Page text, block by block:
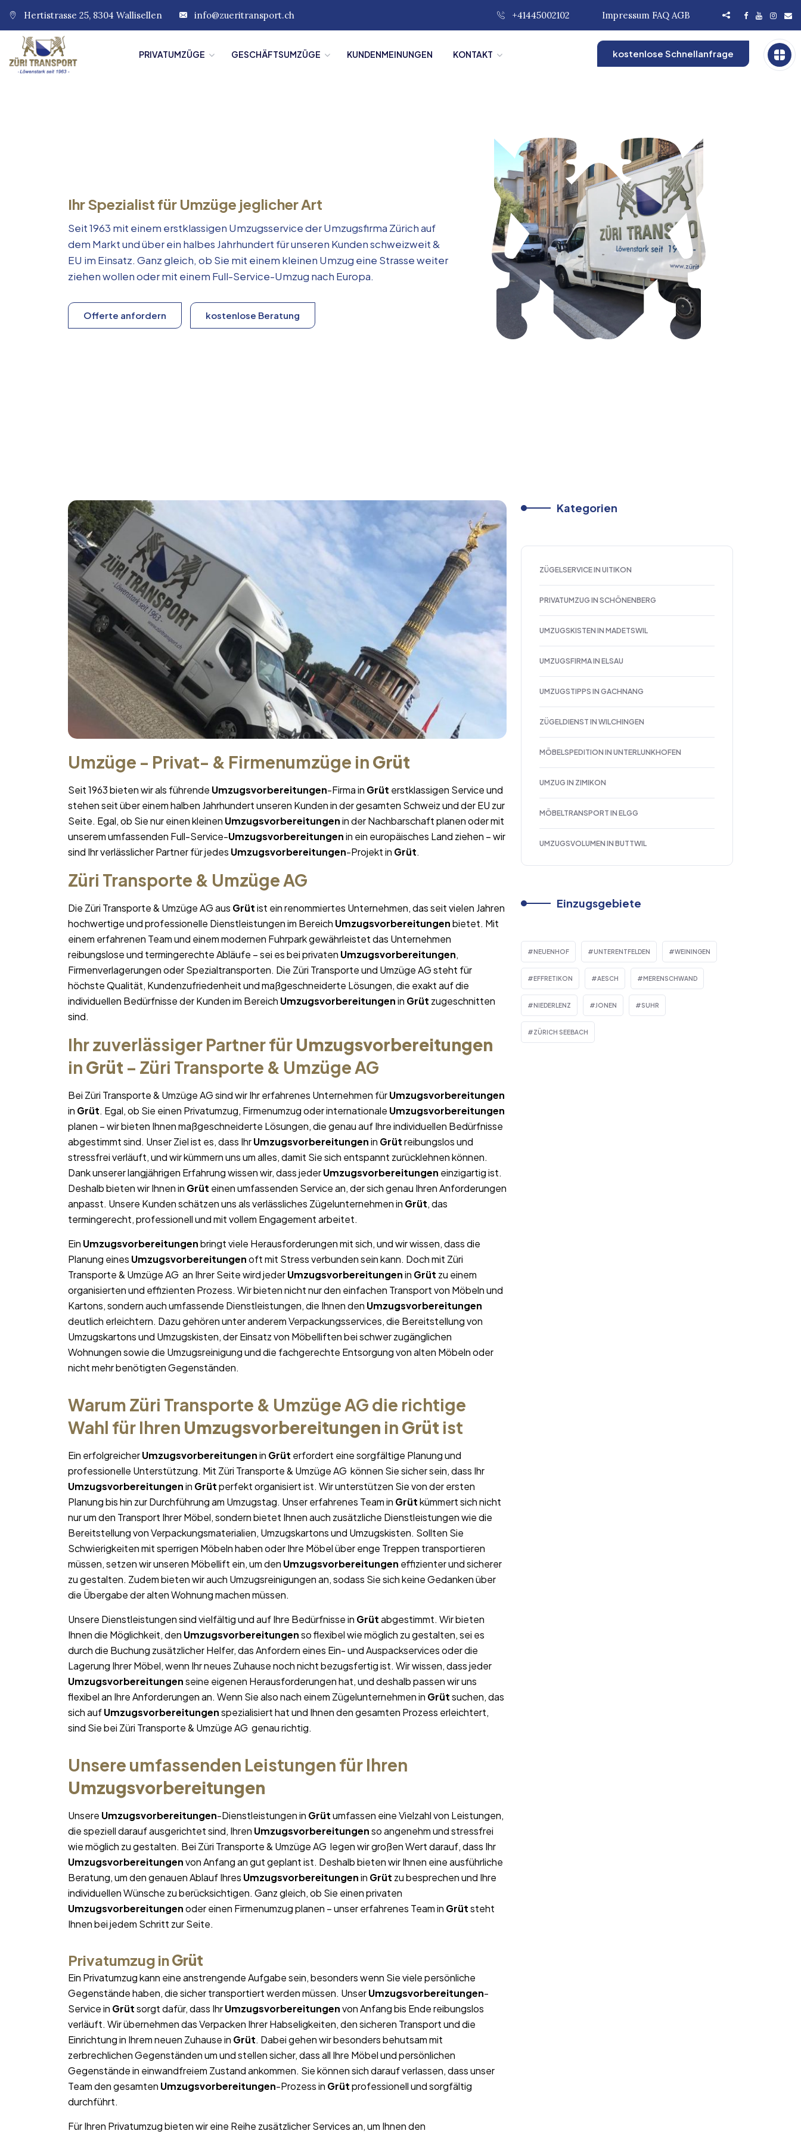
Hertistrasse 25, 8304 Wallisellen info@zueritransport.ch +41445002102 Impressum FAQ AGB
PRIVATUMZÜGE GESCHÄFTSUMZÜGE KUNDENMEINUNGEN KONTAKT kostenlose Schnellanfrage
Ihr Spezialist für Umzüge jeglicher Art
Seit 1963 mit einem erstklassigen Umzugsservice der Umzugsfirma Zürich auf
dem Markt und über ein halbes Jahrhundert für unseren Kunden schweizweit &
EU im Einsatz. Ganz gleich, ob Sie mit einem kleinen Umzug eine Strasse weiter
ziehen wollen oder mit einem Full-Service-Umzug nach Europa.
Offerte anfordern kostenlose Beratung
Umzüge - Privat- & Firmenumzüge in Grüt
Seit 1963 bieten wir als führende Umzugsvorbereitungen-Firma in Grüt erstklassigen Service und
stehen seit über einem halben Jahrhundert unseren Kunden in der gesamten Schweiz und der EU zur
Seite. Egal, ob Sie nur einen kleinen Umzugsvorbereitungenin der Nachbarschaft planen oder mit
unserem umfassenden Full-Service-Umzugsvorbereitungenin ein europäisches Land ziehen – wir
sind Ihr verlässlicher Partner für jedes Umzugsvorbereitungen-Projekt in Grüt.
Züri Transporte & Umzüge AG
Die Züri Transporte & Umzüge AG aus Grütist ein renommiertes Unternehmen, das seit vielen Jahren
hochwertige und professionelle Dienstleistungen im Bereich Umzugsvorbereitungenbietet. Mit
einem erfahrenen Team und einem modernen Fuhrpark gewährleistet das Unternehmen
reibungslose und termingerechte Abläufe – sei es bei privaten Umzugsvorbereitungen,
Firmenverlagerungen oder Spezialtransporten. Die Züri Transporte und Umzüge AG steht für
höchste Qualität, Kundenzufriedenheit und maßgeschneiderte Lösungen, die exakt auf die
individuellen Bedürfnisse der Kunden im Bereich Umzugsvorbereitungenin Grüt zugeschnitten
sind.
Ihr zuverlässiger Partner für Umzugsvorbereitungen
in Grüt – Züri Transporte & Umzüge AG
Bei Züri Transporte & Umzüge AG sind wir Ihr erfahrenes Unternehmen fürUmzugsvorbereitungen
in Grüt. Egal, ob Sie einen Privatumzug, Firmenumzug oder internationale Umzugsvorbereitungen
planen – wir bieten Ihnen maßgeschneiderte Lösungen, die genau auf Ihre individuellen Bedürfnisse
abgestimmt sind. Unser Ziel ist es, dass IhrUmzugsvorbereitungenin Grütreibungslos und
stressfrei verläuft, und wir kümmern uns um alles, damit Sie sich entspannt zurücklehnen können.
Dank unserer langjährigen Erfahrung wissen wir, dass jederUmzugsvorbereitungen einzigartig ist.
Deshalb bieten wir Ihnen in Grüt einen umfassenden Service an, der sich genau Ihren Anforderungen
anpasst. Unsere Kunden schätzen uns als verlässliches Zügelunternehmen in Grüt, das
termingerecht, professionell und mit vollem Engagement arbeitet.
Ein Umzugsvorbereitungenbringt viele Herausforderungen mit sich, und wir wissen, dass die
Planung eines Umzugsvorbereitungenoft mit Stress verbunden sein kann. Doch mit Züri
Transporte & Umzüge AG an Ihrer Seite wird jederUmzugsvorbereitungenin Grüt zu einem
organisierten und effizienten Prozess. Wir bieten nicht nur den einfachen Transport von Möbeln und
Kartons, sondern auch umfassende Dienstleistungen, die Ihnen den Umzugsvorbereitungen
deutlich erleichtern. Dazu gehören unter anderem Verpackungsservices, die Bereitstellung von
Umzugskartons und Umzugskisten, der Einsatz von Möbelliften bei schwer zugänglichen
Wohnungen sowie die Umzugsreinigung und die fachgerechte Entsorgung von alten Möbeln oder
nicht mehr benötigten Gegenständen.
Warum Züri Transporte & Umzüge AG die richtige
Wahl für Ihren Umzugsvorbereitungen in Grüt ist
Ein erfolgreicherUmzugsvorbereitungenin Grüt erfordert eine sorgfältige Planung und
professionelle Unterstützung. Mit Züri Transporte & Umzüge AG können Sie sicher sein, dass Ihr
Umzugsvorbereitungenin Grütperfekt organisiert ist. Wir unterstützen Sie von der ersten
Planung bis hin zur Durchführung am Umzugstag. Unser erfahrenes Team in Grütkümmert sich nicht
nur um den Transport Ihrer Möbel, sondern bietet Ihnen auch zusätzliche Dienstleistungen wie die
Bereitstellung von Verpackungsmaterialien, Umzugskartons und Umzugskisten. Sollten Sie
Schwierigkeiten mit sperrigen Möbeln haben oder Ihre Möbel über enge Treppen transportieren
müssen, setzen wir unseren Möbellift ein, um den Umzugsvorbereitungen effizienter und sicherer
zu gestalten. Zudem bieten wir auch Umzugsreinigungen an, sodass Sie sich keine Gedanken über
die Übergabe der alten Wohnung machen müssen.
Unsere Dienstleistungen sind vielfältig und auf Ihre Bedürfnisse in Grütabgestimmt. Wir bieten
Ihnen die Möglichkeit, den Umzugsvorbereitungenso flexibel wie möglich zu gestalten, sei es
durch die Buchung zusätzlicher Helfer, das Anfordern eines Ein- und Auspackservices oder die
Lagerung Ihrer Möbel, wenn Ihr neues Zuhause noch nicht bezugsfertig ist. Wir wissen, dass jeder
Umzugsvorbereitungenseine eigenen Herausforderungen hat, und deshalb passen wir uns
flexibel an Ihre Anforderungen an. Wenn Sie also nach einem Zügelunternehmen in Grütsuchen, das
sich aufUmzugsvorbereitungenspezialisiert hat und Ihnen den gesamten Prozess erleichtert,
sind Sie bei Züri Transporte & Umzüge AG genau richtig.
Unsere umfassenden Leistungen für Ihren
Umzugsvorbereitungen
Unsere Umzugsvorbereitungen-Dienstleistungen in Grütumfassen eine Vielzahl von Leistungen,
die speziell darauf ausgerichtet sind, Ihren Umzugsvorbereitungenso angenehm und stressfrei
wie möglich zu gestalten. Bei Züri Transporte & Umzüge AG legen wir großen Wert darauf, dass Ihr
Umzugsvorbereitungenvon Anfang an gut geplant ist. Deshalb bieten wir Ihnen eine ausführliche
Beratung, um den genauen Ablauf Ihres Umzugsvorbereitungenin Grüt zu besprechen und Ihre
individuellen Wünsche zu berücksichtigen. Ganz gleich, ob Sie einen privaten
Umzugsvorbereitungenoder einen Firmenumzug planen – unser erfahrenes Team in Grütsteht
Ihnen bei jedem Schritt zur Seite.
Privatumzug inGrüt
Ein Privatumzug kann eine anstrengende Aufgabe sein, besonders wenn Sie viele persönliche
Gegenstände haben, die sicher transportiert werden müssen. UnserUmzugsvorbereitungen-
Service in Grütsorgt dafür, dass IhrUmzugsvorbereitungenvon Anfang bis Ende reibungslos
verläuft. Wir übernehmen das Verpacken Ihrer Habseligkeiten, den sicheren Transport und die
Einrichtung in Ihrem neuen Zuhause in Grüt. Dabei gehen wir besonders behutsam mit
zerbrechlichen Gegenständen um und stellen sicher, dass all Ihre Möbel und persönlichen
Gegenstände in einwandfreiem Zustand ankommen. Sie können sich darauf verlassen, dass unser
Team den gesamten Umzugsvorbereitungen-Prozess in Grütprofessionell und sorgfältig
durchführt.
Für Ihren Privatumzug bieten wir eine Reihe zusätzlicher Services an, um Ihnen den
Kategorien
ZÜGELSERVICE IN UITIKON
PRIVATUMZUG IN SCHÖNENBERG
UMZUGSKISTEN IN MADETSWIL
UMZUGSFIRMA IN ELSAU
UMZUGSTIPPS IN GACHNANG
ZÜGELDIENST IN WILCHINGEN
MÖBELSPEDITION IN UNTERLUNKHOFEN
UMZUG IN ZIMIKON
MÖBELTRANSPORT IN ELGG
UMZUGSVOLUMEN IN BUTTWIL
Einzugsgebiete
NEUENHOF UNTERENTFELDEN WEININGEN
EFFRETIKON AESCH MERENSCHWAND
NIEDERLENZ JONEN SUHR
ZÜRICH SEEBACH